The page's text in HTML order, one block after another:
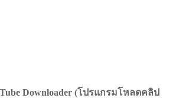
Downloader (โปรแกรมโหลดคลิป